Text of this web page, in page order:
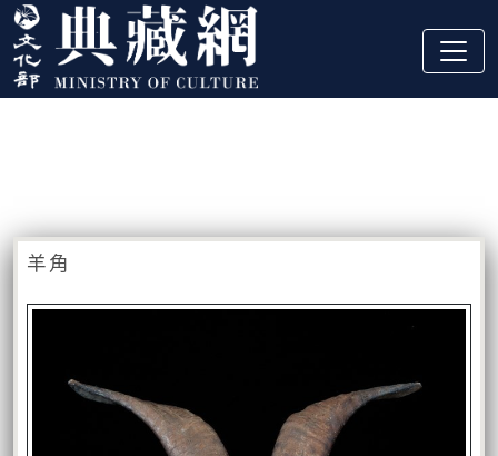
跳到主要內容
:::
羊角